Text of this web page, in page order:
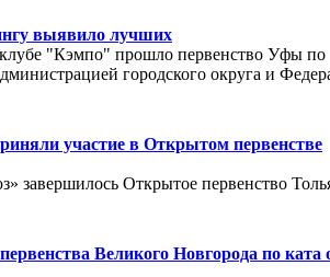
выявило лучших
"Кэмпо" прошло первенство Уфы по
городского округа и
участие в Открытом первенстве
завершилось Открытое первенство
Великого Новгорода по ката